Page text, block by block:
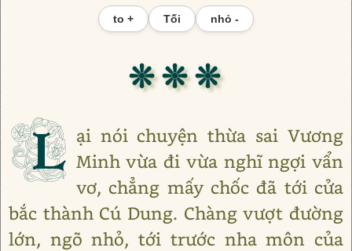
to + Tối nhỏ -
❊ ❊ ❊
L ại nói chuyện thừa sai Vương
Minh vừa đi vừa nghĩ ngợi vẩn
vơ, chẳng mấy chốc đã tới cửa
bắc thành Cú Dung. Chàng vượt đường
lớn, ngõ nhỏ, tới trước nha môn của